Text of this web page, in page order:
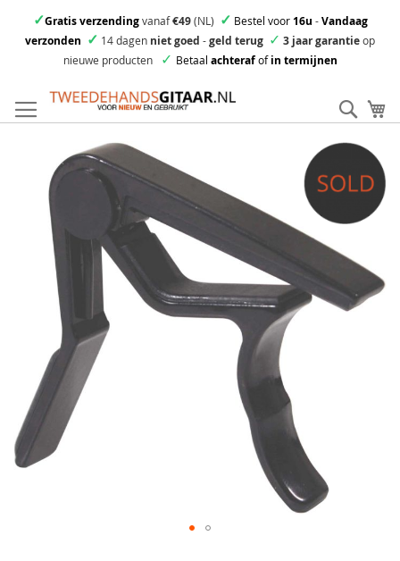
✓Gratis verzendingvanaf€49(NL) ✓ Bestel voor16u -Vandaag
verzonden ✓ 14 dagen niet goed -geld terug ✓ 3 jaar garantieop
nieuwe producten
✓ Betaal achterafofin termijnen
direct
door
inhoud
images